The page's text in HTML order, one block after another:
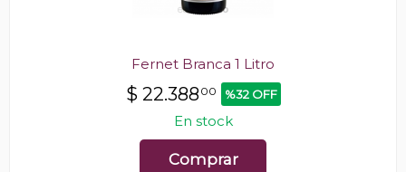
Fernet Branca 1 Litro
$ 22.388 00 %32 OFF
En stock
Comprar